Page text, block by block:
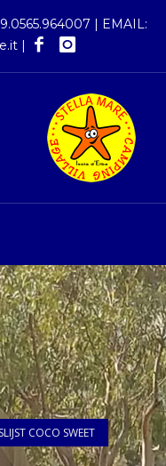
| EMAIL:
|
COCO SWEET